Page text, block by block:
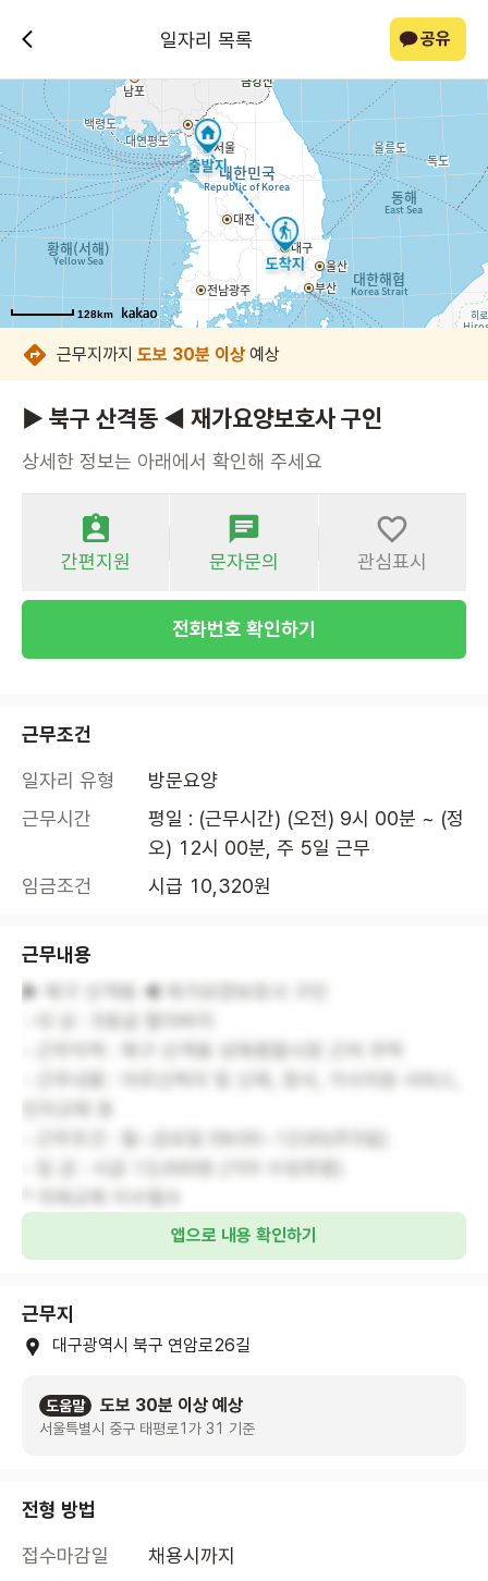
일자리 목록 공유
128km
128km
128km
128km
128km
128km
128km
128km
근무지까지 도보 30분 이상 예상
▶ 북구 산격동 ◀ 재가요양보호사 구인
상세한 정보는 아래에서 확인해 주세요
간편지원 문자문의 관심표시
전화번호 확인하기
근무조건
일자리 유형
방문요양
근무시간
평일 : (근무시간) (오전) 9시 00분 ~ (정
오) 12시 00분, 주 5일 근무
임금조건
시급 10,320원
근무내용
▶ 북구 산격동 ◀ 재가요양보호사 구인
앱으로 내용 확인하기
근무지
대구광역시 북구 연암로26길
도움말 도보 30분 이상 예상
서울특별시 중구 태평로1가 31 기준
전형 방법
접수마감일
채용시까지